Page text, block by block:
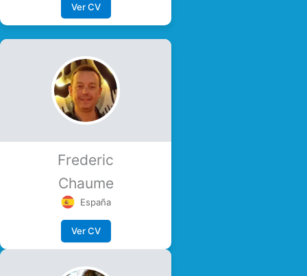
Ver CV
Frederic
Chaume
España
Ver CV